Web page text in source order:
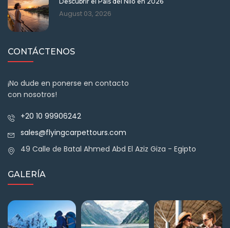
August 03, 2026
CONTÁCTENOS
¡No dude en ponerse en contacto
con nosotros!
+20 10 99906242
sales@flyingcarpettours.com
49 Calle de Batal Ahmed Abd El Aziz Giza - Egipto
GALERÍA